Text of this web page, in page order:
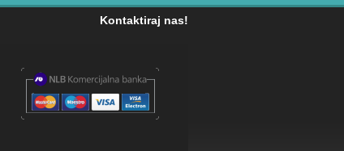
Kontaktiraj nas!